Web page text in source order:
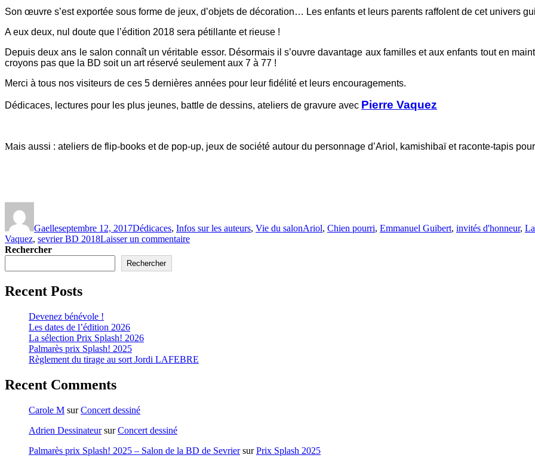
Son œuvre s’est exportée sous forme de jeux, d’objets de décoration… Les enfants et leurs parents raffolent de cet univers
A eux deux, nul doute que l’édition 2018 sera pétillante et rieuse !
Depuis deux ans le salon connaît un véritable essor. Désormais il s’ouvre davantage aux familles et aux enfants tout en
croyons pas que la BD soit un art réservé seulement aux 7 à 77 !
Merci à tous nos visiteurs de ces 5 dernières années pour leur fidélité et leurs encouragements.
Dédicaces, lectures pour les plus jeunes, battle de dessins, ateliers de gravure avec Pierre Vaquez
Mais aussi : ateliers de flip-books et de pop-up, jeux de société autour du personnage d’Ariol, kamishibaï et raconte-tapis
Gaelleseptembre 12, 2017Dédicaces, Infos sur les auteurs, Vie du salonAriol, Chien pourri, Emmanuel Guibert, invités d'honneur,
Vaquez, sevrier BD 2018Laisser un commentaire
Rechercher
Rechercher
Recent Posts
Devenez bénévole !
Les dates de l’édition 2026
La sélection Prix Splash! 2026
Palmarès prix Splash! 2025
Règlement du tirage au sort Jordi LAFEBRE
Recent Comments
Carole M surConcert dessiné
Adrien DessinateursurConcert dessiné
Palmarès prix Splash! 2025 – Salon de la BD de SevriersurPrix Splash 2025